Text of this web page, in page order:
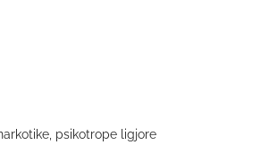
psikotrope ligjore